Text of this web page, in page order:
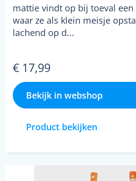
mattie vindt op bij toeval
waar ze als klein meisje
lachend op d...
€ 17,99
Bekijk in webshop
Product bekijken